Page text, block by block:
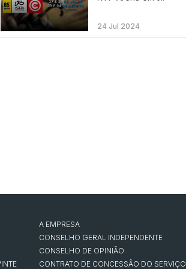
MOUZ surpreende Spirit para vencer BLAST
Bounty
24 Jul 2024
A EMPRESA
CONSELHO GERAL INDEPENDENTE
CONSELHO DE OPINIÃO
CONTRATO DE CONCESSÃO DO SERVIÇO